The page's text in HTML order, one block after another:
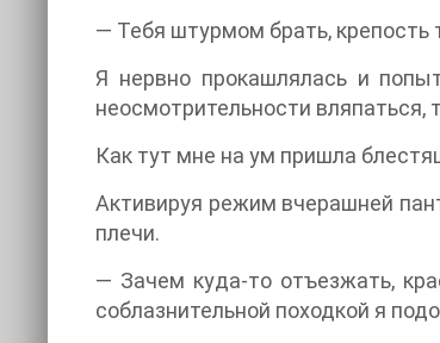
— Тебя штурмом брать, крепость
Я нервно прокашлялась и
неосмотрительности
Как тут мне на ум пришла
Активируя режим вчерашней
плечи.
— Зачем куда-то отъезжать,
соблазнительной походкой я